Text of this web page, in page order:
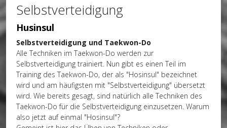
Selbstverteidigung
Husinsul
Selbstverteidigung und Taekwon-Do
Alle Techniken im Taekwon-Do werden zur
Selbstverteidigung trainiert. Nun gibt es einen Teil im
Training des Taekwon-Do, der als "Hosinsul" bezeichnet
wird und am häufigsten mit "Selbstverteidigung" übersetzt
wird. Wie bereits gesagt, sind natürlich alle Techniken des
Taekwon-Do für die Selbstverteidigung einzusetzen. Warum
also jetzt auf einmal "Hosinsul"?